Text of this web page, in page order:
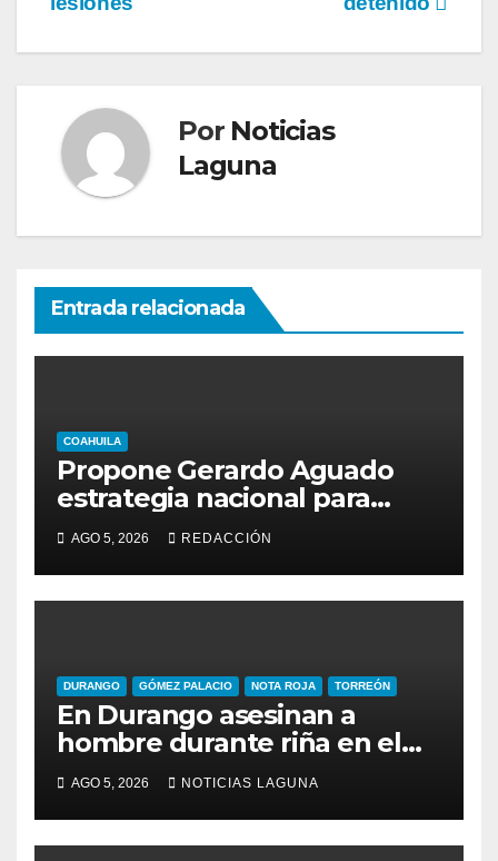
Por Noticias
Laguna
Entrada relacionada
COAHUILA
Propone Gerardo Aguado
estrategia nacional para
combatir el despojo de
inmuebles
AGO 5, 2026 REDACCIÓN
DURANGO GÓMEZ PALACIO NOTA ROJA TORREÓN
En Durango asesinan a
hombre durante riña en el
Infonavit Guadalupe Victoria
AGO 5, 2026 NOTICIAS LAGUNA